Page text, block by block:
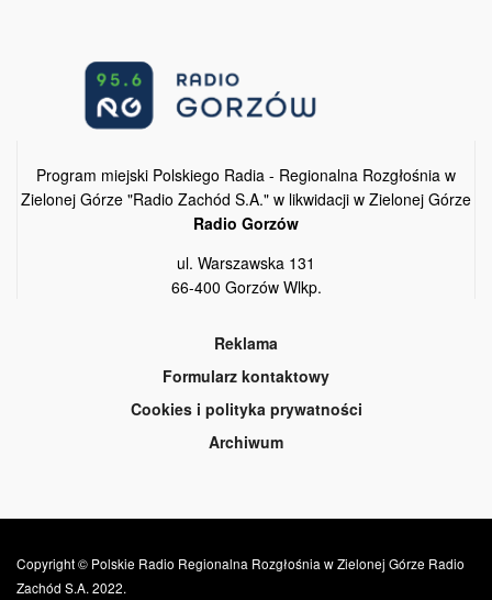
Program miejski Polskiego Radia - Regionalna Rozgłośnia w
Zielonej Górze "Radio Zachód S.A." w likwidacji w Zielonej Górze
Radio Gorzów
ul. Warszawska 131
66-400 Gorzów Wlkp.
Reklama
Formularz kontaktowy
Cookies i polityka prywatności
Archiwum
Copyright © Polskie Radio Regionalna Rozgłośnia w Zielonej Górze Radio
Zachód S.A. 2022.